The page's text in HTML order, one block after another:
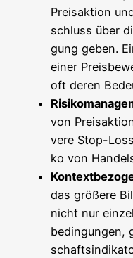
Preis­ak­ti­on
schluss über
gung geben.
einer
oft deren
von
ve­re Stop-
ko von
das grö­ße­re
nicht nur
be­din­gun­gen,